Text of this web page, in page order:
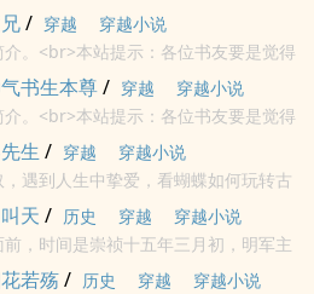
侯的矛盾，卻已經不可妥協，\n不可
，為了吃飽肚子的樸素念頭、向欺壓
/ 穿越
穿越小说
。<br>本站提示：各位书友要是觉得
请不要忘记向您QQ群和微博里的朋友
书生本尊/ 穿越
穿越小说
。<br>本站提示：各位书友要是觉得
请不要忘记向您QQ群和微博里的朋友
生 / 穿越
穿越小说
遇到人生中挚爱，看蝴蝶如何玩转古
爬上权利的巅峰。<br>本站提示：各
职记》还不错的话请不要忘记向您QQ群
叫天 / 历史 穿越
穿越小说
前，时间是崇祯十五年三月初，明军主
怎么办？
若殇/ 历史 穿越
穿越小说